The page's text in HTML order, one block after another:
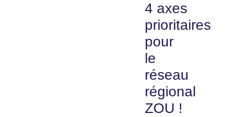
4 axes
prioritaires
pour
le
réseau
régional
ZOU !